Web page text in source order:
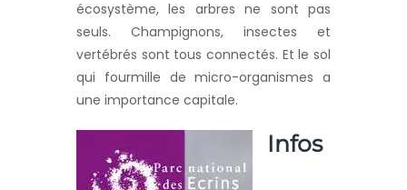
écosystème, les arbres ne sont pas
seuls. Champignons, insectes et
vertébrés sont tous connectés. Et le sol
qui fourmille de micro-organismes a
une importance capitale.
Infos